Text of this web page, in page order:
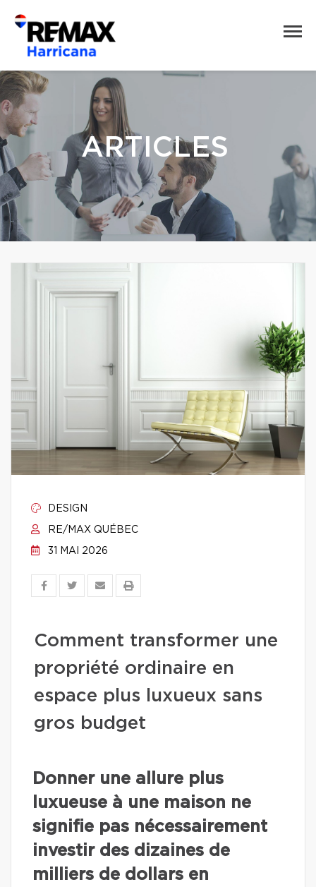
ARTICLES
DESIGN
RE/MAX QUÉBEC
31 MAI 2026
Comment transformer une
propriété ordinaire en
espace plus luxueux sans
gros budget
Donner une allure plus
luxueuse à une maison ne
signifie pas nécessairement
investir des dizaines de
milliers de dollars en